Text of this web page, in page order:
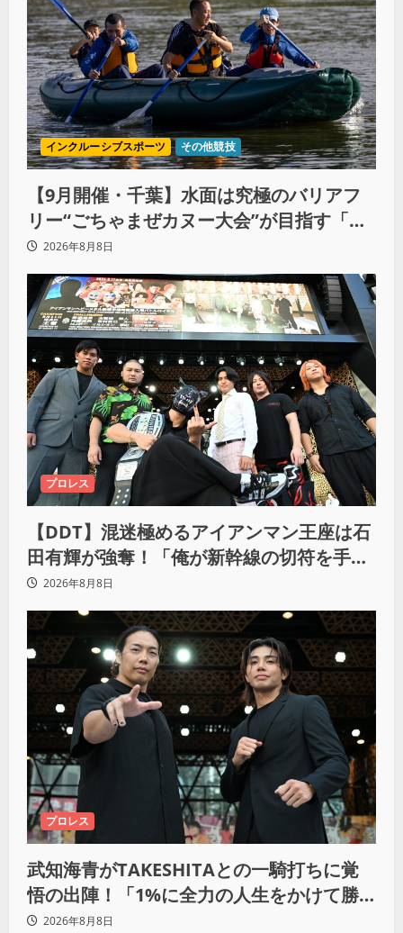
インクルーシブスポーツ その他競技
【9月開催・千葉】水面は究極のバリアフ
リー“ごちゃまぜカヌー大会”が目指す「誰
もが主役になれる地域共生社会」
2026年8月8日
プロレス
【DDT】混迷極めるアイアンマン王座は石
田有輝が強奪！「俺が新幹線の切符を手に
入れるからな！逃げ切るぞ」
2026年8月8日
プロレス
武知海青がTAKESHITAとの一騎打ちに覚
悟の出陣！「1%に全力の人生をかけて勝
ちにいきたい」
2026年8月8日